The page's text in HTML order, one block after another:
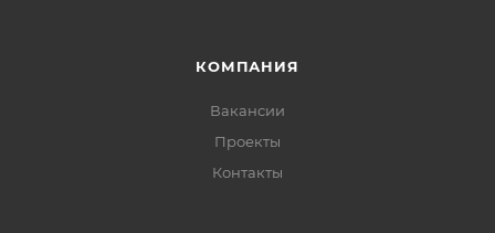
КОМПАНИЯ
Вакансии
Проекты
Контакты